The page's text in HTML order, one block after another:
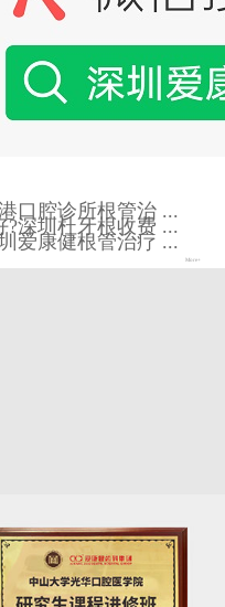
口腔诊所根管治 ...
深圳杜牙根收费 ...
爱康健根管治疗 ...
More+